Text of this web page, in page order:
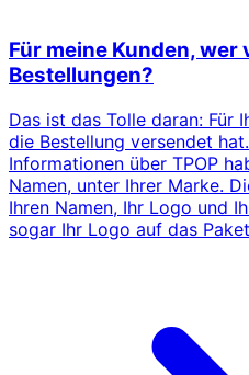
Für meine Kunden, wer
Bestellungen?
Das ist das Tolle daran: Für
die Bestellung versendet
Informationen über TPOP
Namen, unter Ihrer Marke.
Ihren Namen, Ihr Logo und
sogar Ihr Logo auf das